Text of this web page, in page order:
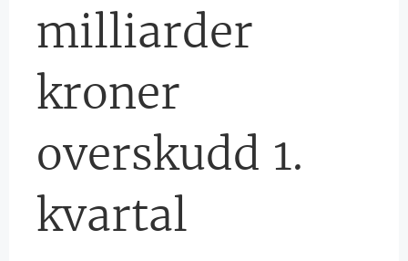
milliarder
kroner
overskudd 1.
kvartal